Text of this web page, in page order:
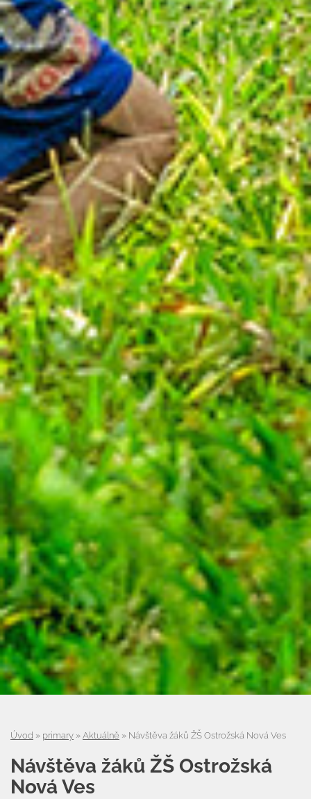
Úvod » primary » Aktuálně » Návštěva žáků ŽŠ Ostrožská Nová Ves
Návštěva žáků ŽŠ Ostrožská
Nová Ves